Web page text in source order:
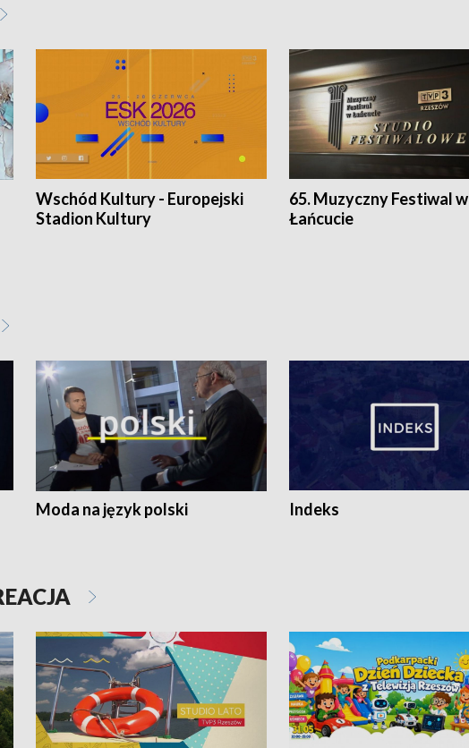
Wschód Kultury - Europejski
Stadion Kultury
65. Muzyczny Festiwal w
Łańcucie
Moda na język polski Indeks